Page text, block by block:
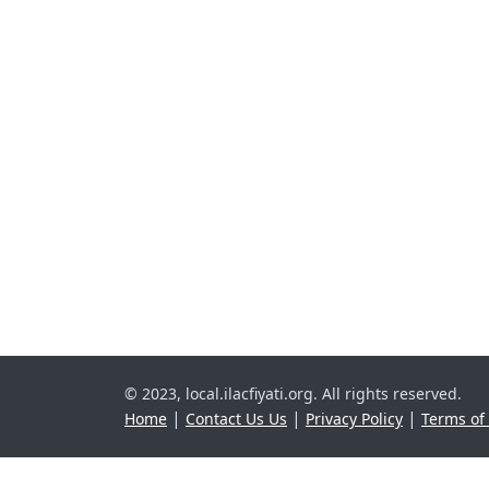
© 2023, local.ilacfiyati.org. All rights reserved.
Home | Contact Us Us | Privacy Policy | Terms of